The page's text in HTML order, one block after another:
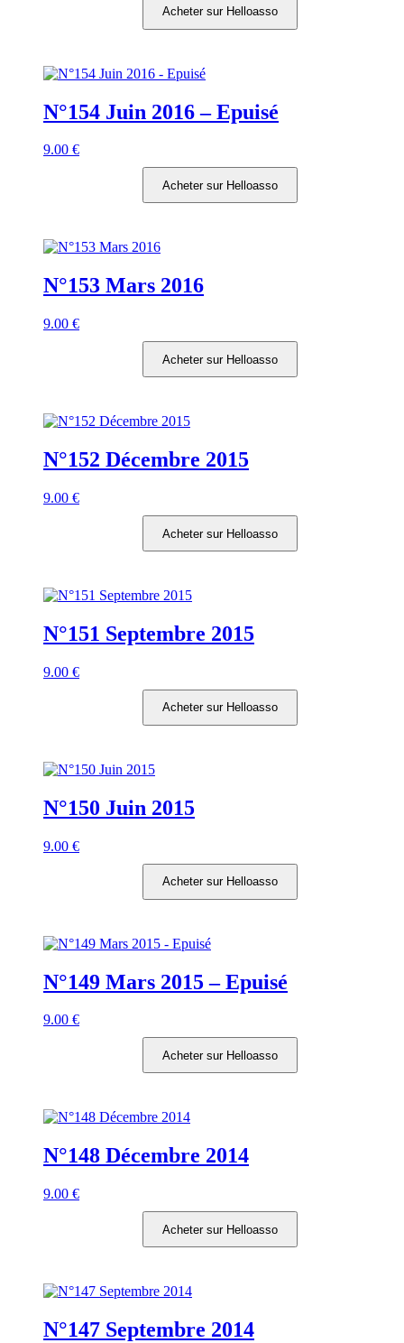
Acheter sur Helloasso
N°154 Juin 2016 – Epuisé
9.00 €
Acheter sur Helloasso
N°153 Mars 2016
9.00 €
Acheter sur Helloasso
N°152 Décembre 2015
9.00 €
Acheter sur Helloasso
N°151 Septembre 2015
9.00 €
Acheter sur Helloasso
N°150 Juin 2015
9.00 €
Acheter sur Helloasso
N°149 Mars 2015 – Epuisé
9.00 €
Acheter sur Helloasso
N°148 Décembre 2014
9.00 €
Acheter sur Helloasso
N°147 Septembre 2014